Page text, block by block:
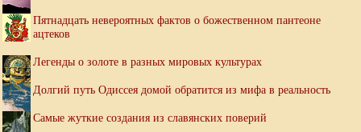
Пятнадцать невероятных фактов о божественном пантеоне
ацтеков
Легенды о золоте в разных мировых культурах
Долгий путь Одиссея домой обратится из мифа в реальность
Самые жуткие создания из славянских поверий